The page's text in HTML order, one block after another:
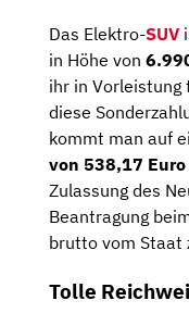
Das Elektro-SUV
in Höhe von
ihr in
diese
kommt man auf
von 538,17
Zulassung des
Beantragung
brutto vom
Tolle